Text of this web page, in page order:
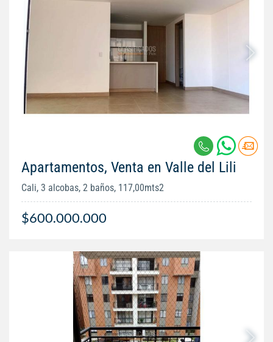
Apartamentos, Venta en Valle del Lili
Cali, 3 alcobas, 2 baños, 117,00mts2
$600.000.000